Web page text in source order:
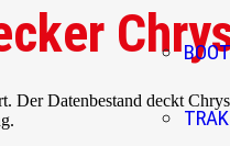
Der Datenbestand deckt